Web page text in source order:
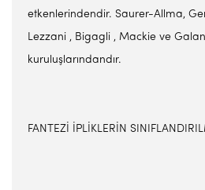
etkenlerindendir. Saurer-Allma,
Lezzani , Bigagli , Mackie ve
kuruluşlarındandır.
FANTEZİ İPLİKLERİN